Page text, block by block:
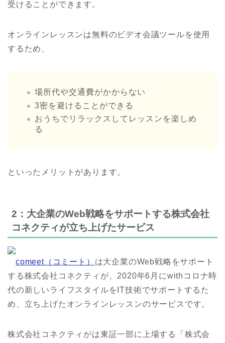
受けることができます。
オンラインレッスンは無料のビデオ会議ツールを使用
するため、
場所代や交通費がかからない
3密を避けることができる
おうちでリラックスしてレッスンを楽しめ
る
といったメリットがあります。
2：大企業のWeb戦略をサポートする株式会社
コネクティが立ち上げたサービス
comeet（コミート） は大企業のWeb戦略をサポート
する株式会社コネクティが、2020年6月にwithコロナ時
代の新しいライフスタイルをIT技術でサポートするた
め、立ち上げたオンラインレッスンのサービスです。
株式会社コネクティがは東証一部に上場する「株式会